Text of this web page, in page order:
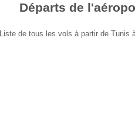
Départs de
Liste de tous les vols à partir de Tunis